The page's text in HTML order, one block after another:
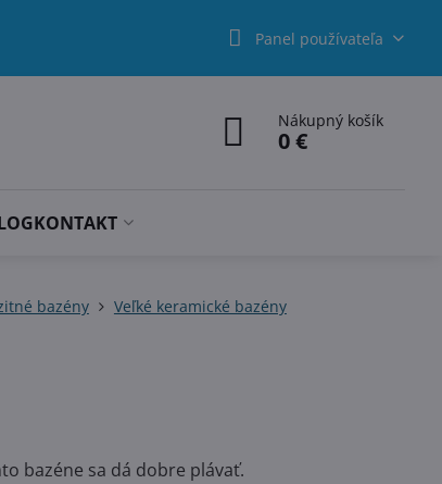
Panel používateľa
Nákupný košík
0 €
KONTAKT
bazény Veľké keramické bazény
bazéne sa dá dobre plávať.